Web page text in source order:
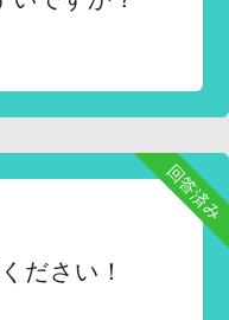
回答済み
ださい！